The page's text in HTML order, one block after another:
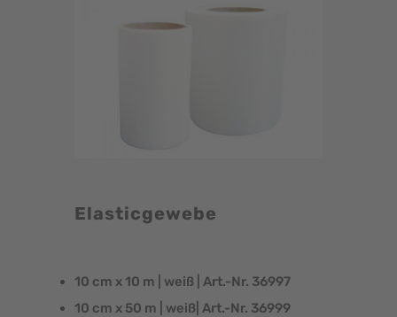
Elasticgewebe
10 cm x 10 m | weiß | Art.-Nr. 36997
10 cm x 50 m | weiß| Art.-Nr. 36999